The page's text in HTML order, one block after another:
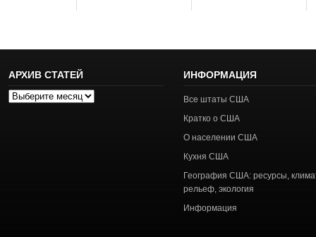
АРХИВ СТАТЕЙ
Архив
ИНФОРМАЦИЯ
Все штаты США
Кратко о США
О населении США
Кухня США
География США: ресурсы,
рельеф, экология
Информация